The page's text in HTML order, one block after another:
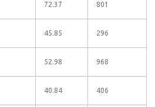
72.37 801
45.85 296
52.98 968
40.84 406